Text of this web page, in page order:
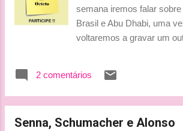
semana iremos falar
Brasil e Abu Dhabi, uma
voltaremos a gravar um
sonhado título 2010 de F1:
Webber? Vettel? Hamilton
pedindo a colaboração de
2 comentários
Senna, Schumacher e Alonso